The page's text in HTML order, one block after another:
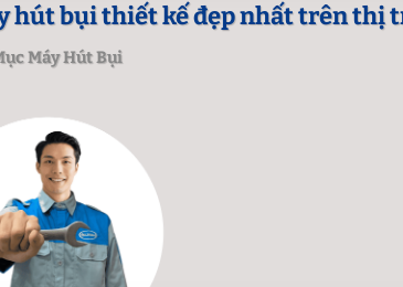
hút bụi thiết kế đẹp nhất trên thị
Máy Hút Bụi